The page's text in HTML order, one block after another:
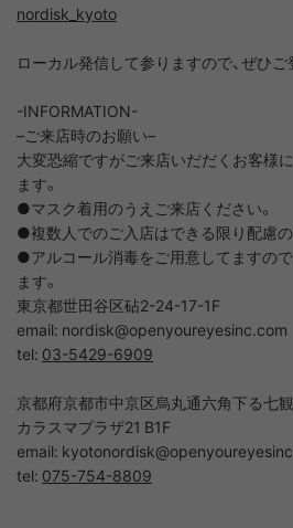
nordisk_kyoto
ローカル発信して参りますので、ぜひご
-INFORMATION-
–ご来店時のお願い–
大変恐縮ですがご来店いだだくお客様
ます。
●マスク着用のうえご来店ください。
●複数人でのご入店はできる限り配慮
●アルコール消毒をご用意してますの
ます。
東京都世田谷区砧2-24-17-1F
email: nordisk@openyoureyesinc.com
tel: 03-5429-6909
京都府京都市中京区烏丸通六角下る七
カラスマプラザ21 B1F
email:
tel: 075-754-8809